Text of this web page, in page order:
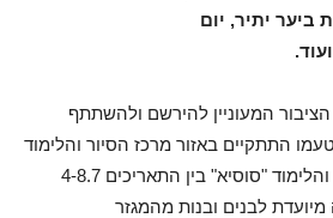
ביער יתיר, יום
הציבור המעוניין להירשם ולהשתתף
התתקיים באזור מרכז הסיור והלימוד
סוסיא ומטעם מרכז הסיור והלימוד "סוסיא" בין התאריכים 4-8.7
לבנים ובנות מהמגזר